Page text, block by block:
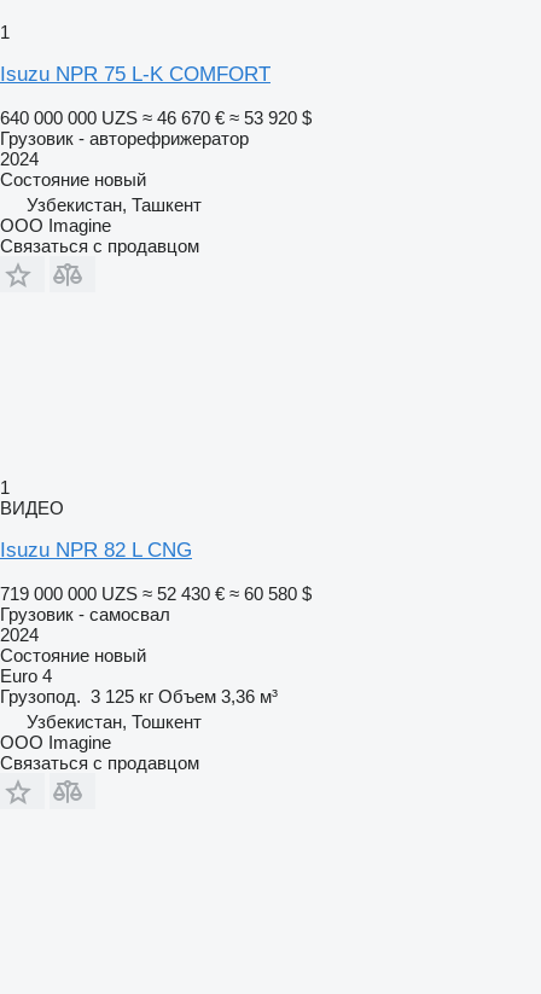
1
Isuzu NPR 75 L-K COMFORT
640 000 000 UZS ≈ 46 670 € ≈ 53 920 $
Грузовик - авторефрижератор
2024
Состояние новый
Узбекистан, Ташкент
OOO Imagine
Связаться с продавцом
1
ВИДЕО
Isuzu NPR 82 L CNG
719 000 000 UZS ≈ 52 430 € ≈ 60 580 $
Грузовик - самосвал
2024
Состояние новый
Euro 4
Грузопод. 3 125 кг Объем 3,36 м³
Узбекистан, Тошкент
OOO Imagine
Связаться с продавцом